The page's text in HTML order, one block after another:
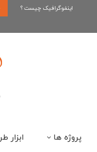
اینفوگرافیک چیست ؟
پروژه ها ابزار